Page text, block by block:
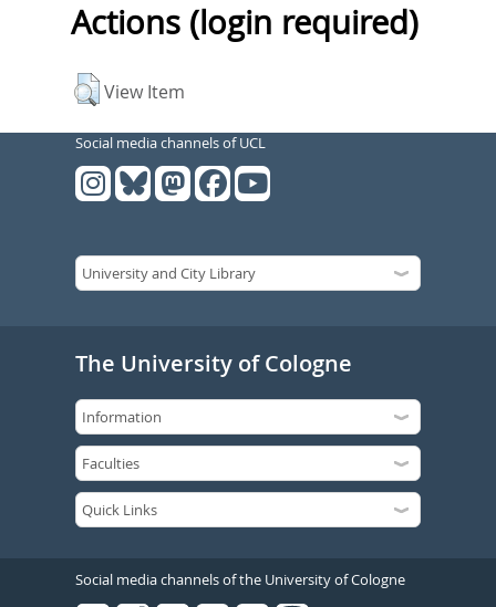
Actions (login required)
View Item
Social media channels of UCL
The University of Cologne
Social media channels of the University of Cologne